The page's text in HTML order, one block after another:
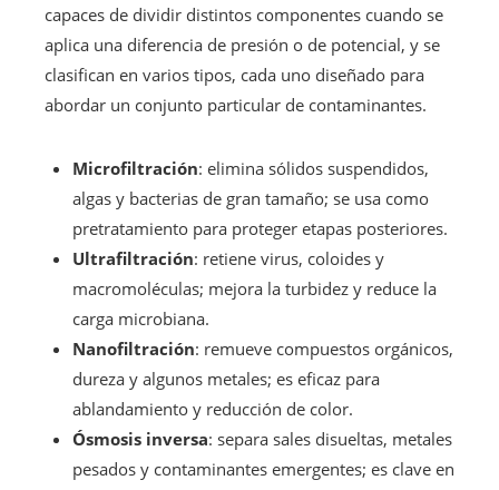
capaces de dividir distintos componentes cuando se
aplica una diferencia de presión o de potencial, y se
clasifican en varios tipos, cada uno diseñado para
abordar un conjunto particular de contaminantes.
Microfiltración: elimina sólidos suspendidos,
algas y bacterias de gran tamaño; se usa como
pretratamiento para proteger etapas posteriores.
Ultrafiltración: retiene virus, coloides y
macromoléculas; mejora la turbidez y reduce la
carga microbiana.
Nanofiltración: remueve compuestos orgánicos,
dureza y algunos metales; es eficaz para
ablandamiento y reducción de color.
Ósmosis inversa: separa sales disueltas, metales
pesados y contaminantes emergentes; es clave en